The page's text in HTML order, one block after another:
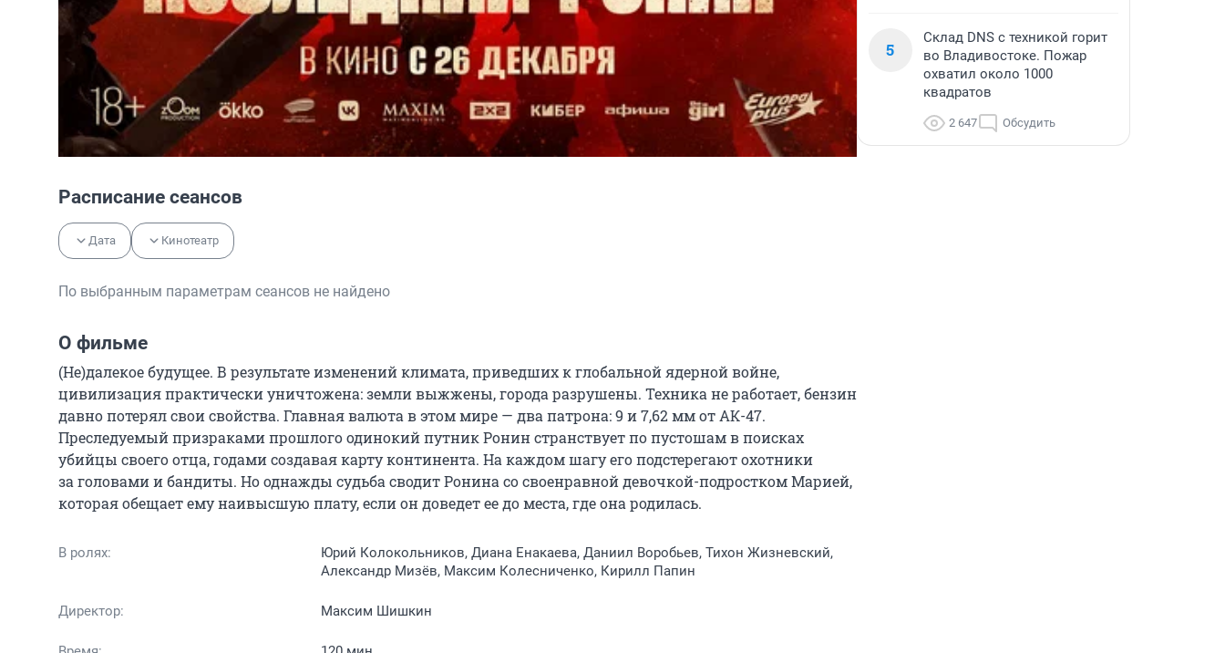
Расписание сеансов
Дата Кинотеатр
По выбранным параметрам сеансов не найдено
О фильме
(Не)далекое будущее. В результате изменений климата, приведших к глобальной ядерной войне,
цивилизация практически уничтожена: земли выжжены, города разрушены. Техника не работает, бензин
давно потерял свои свойства. Главная валюта в этом мире — два патрона: 9 и 7,62 мм от АК-47.
Преследуемый призраками прошлого одинокий путник Ронин странствует по пустошам в поисках
убийцы своего отца, годами создавая карту континента. На каждом шагу его подстерегают охотники
за головами и бандиты. Но однажды судьба сводит Ронина со своенравной девочкой-подростком Марией,
которая обещает ему наивысшую плату, если он доведет ее до места, где она родилась.
В ролях:
Юрий Колокольников, Диана Енакаева, Даниил Воробьев, Тихон Жизневский,
Александр Мизёв, Максим Колесниченко, Кирилл Папин
Директор: Максим Шишкин
5
Склад DNS с техникой горит
во Владивостоке. Пожар
охватил около 1000
квадратов
2 647 Обсудить